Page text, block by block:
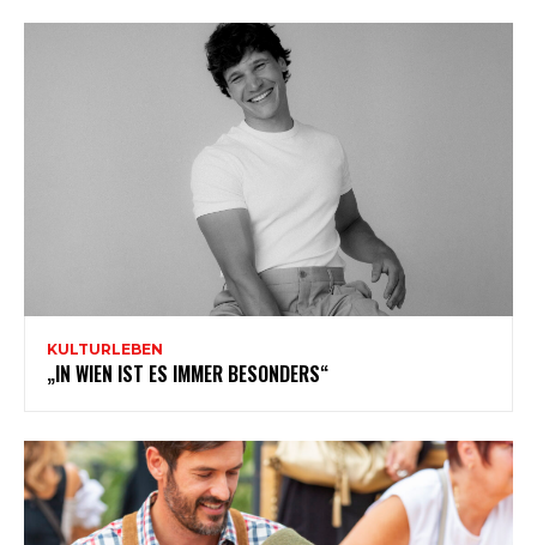
KULTURLEBEN
„IN WIEN IST ES IMMER BESONDERS“